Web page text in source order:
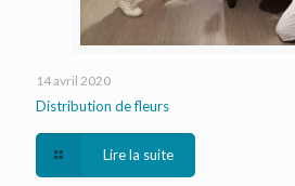
14 avril 2020
Distribution de fleurs
Lire la suite